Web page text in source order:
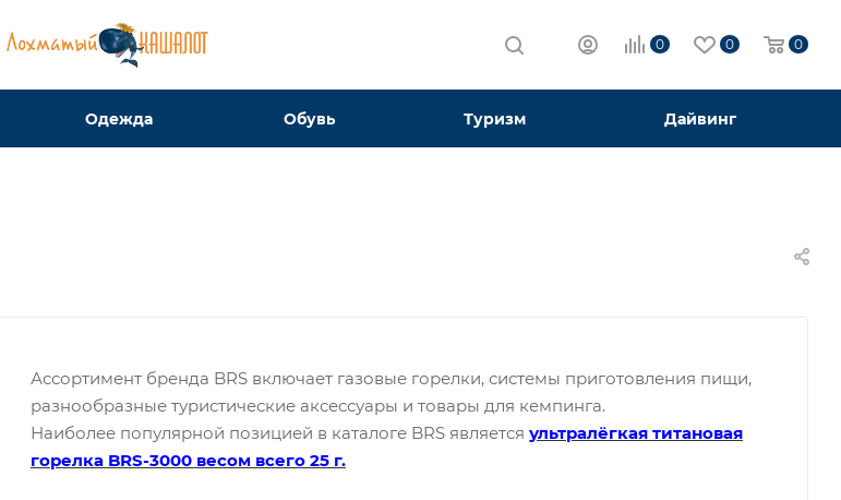
0 0 0
Одежда Обувь Туризм Дайвинг
Ассортимент бренда BRS включает газовые горелки, системы приготовления пищи,
разнообразные туристические аксессуары и товары для кемпинга.
Наиболее популярной позицией в каталоге BRS является ультралёгкая титановая
горелка BRS-3000 весом всего 25 г.